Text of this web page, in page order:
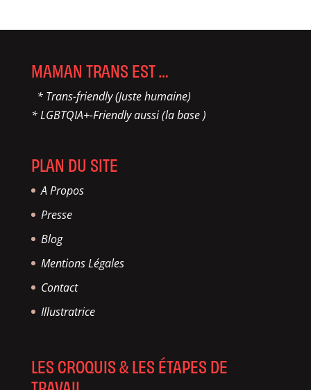
MAMAN TRANS EST …
* Trans-friendly (Juste humaine)
* LGBTQIA+-Friendly aussi (la base )
PLAN DU SITE
A Propos
Presse
Blog
Mentions Légales
Contact
Illustratrice
LES CROQUIS & LES ÉTAPES DE